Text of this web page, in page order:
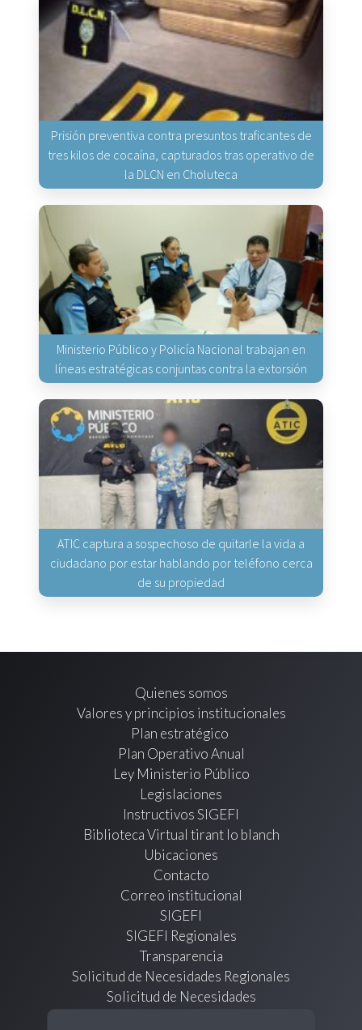
Prisión preventiva contra presuntos traficantes de
tres kilos de cocaína, capturados tras operativo de
la DLCN en Choluteca
Ministerio Público y Policía Nacional trabajan en
líneas estratégicas conjuntas contra la extorsión
ATIC captura a sospechoso de quitarle la vida a
ciudadano por estar hablando por teléfono cerca
de su propiedad
Quienes somos
Valores y principios institucionales
Plan estratégico
Plan Operativo Anual
Ley Ministerio Público
Legislaciones
Instructivos SIGEFI
Biblioteca Virtual tirant lo blanch
Ubicaciones
Contacto
Correo institucional
SIGEFI
SIGEFI Regionales
Transparencia
Solicitud de Necesidades Regionales
Solicitud de Necesidades